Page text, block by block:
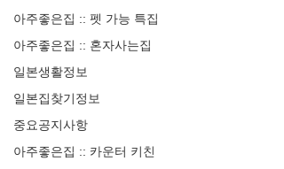
아주좋은집 :: 펫 가능 특집
아주좋은집 :: 혼자사는집
일본생활정보
일본집찾기정보
중요공지사항
아주좋은집 :: 카운터 키친